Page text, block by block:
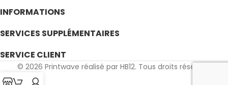
INFORMATIONS
SERVICES SUPPLÉMENTAIRES
SERVICE CLIENT
© 2026 Printwave réalisé par HB12. Tous droits réservés.